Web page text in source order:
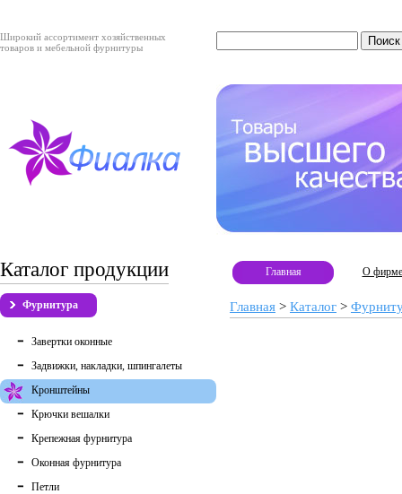
Широкий ассортимент хозяйственных
товаров и мебельной фурнитуры
Каталог продукции
Фурнитура
Завертки оконные
Задвижки, накладки, шпингалеты
Кронштейны
Крючки вешалки
Крепежная фурнитура
Оконная фурнитура
Петли
Главная О фирме
Главная > Каталог >